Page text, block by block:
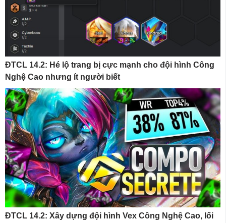
ĐTCL 14.2: Hé lộ trang bị cực mạnh cho đội hình Công
Nghệ Cao nhưng ít người biết
ĐTCL 14.2: Xây dựng đội hình Vex Công Nghệ Cao, lối